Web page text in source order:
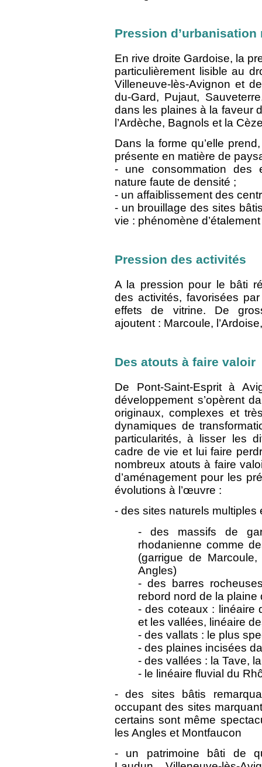
Pression
En rive droite Gardoise, la
particulièrement lisible au
Villeneuve-lès-Avignon et
du-Gard, Pujaut,
dans les plaines à la faveur
l’Ardèche, Bagnols et la
Dans la forme qu’elle
présente en matière de
- une consommation des
nature faute de densité ;
- un affaiblissement des
- un brouillage des sites
vie : phénomène
Pression des activités
A la pression pour le bâti
des activités, favorisées
effets de vitrine. De
ajoutent : Marcoule,
Des atouts à faire valoir
De Pont-Saint-Esprit à
développement s’opèrent
originaux, complexes et
dynamiques de
particularités, à lisser les
cadre de vie et lui faire
nombreux atouts à faire
d’aménagement pour les
évolutions à l’œuvre :
- des sites naturels multiples
- des massifs de
rhodanienne comme
(garrigue de
Angles)
- des barres
rebord nord de la plaine
- des coteaux : linéaire
et les vallées, linéaire
- des vallats : le plus
- des plaines incisées
- des vallées : la Tave,
- le linéaire fluvial du
- des sites bâtis
occupant des sites
certains sont même
les Angles et Montfaucon
- un patrimoine bâti de